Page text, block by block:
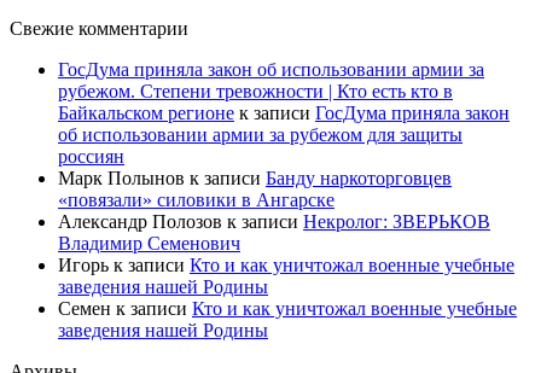
Свежие комментарии
ГосДума приняла закон об использовании армии за
рубежом. Степени тревожности | Кто есть кто в
Байкальском регионе к записи ГосДума приняла закон
об использовании армии за рубежом для защиты
россиян
Марк Полынов к записи Банду наркоторговцев
«повязали» силовики в Ангарске
Александр Полозов к записи Некролог: ЗВЕРЬКОВ
Владимир Семенович
Игорь к записи Кто и как уничтожал военные учебные
заведения нашей Родины
Семен к записи Кто и как уничтожал военные учебные
заведения нашей Родины